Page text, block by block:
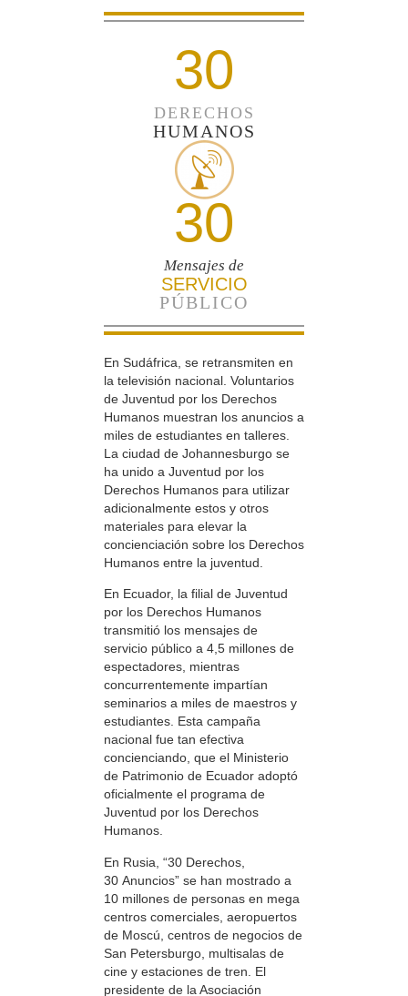
30
DERECHOS
HUMANOS
30
Mensajes de
SERVICIO
PÚBLICO
En Sudáfrica, se retransmiten en
la televisión nacional. Voluntarios
de Juventud por los Derechos
Humanos muestran los anuncios a
miles de estudiantes en talleres.
La ciudad de Johannesburgo se
ha unido a Juventud por los
Derechos Humanos para utilizar
adicionalmente estos y otros
materiales para elevar la
concienciación sobre los Derechos
Humanos entre la juventud.
En Ecuador, la filial de Juventud
por los Derechos Humanos
transmitió los mensajes de
servicio público a 4,5 millones de
espectadores, mientras
concurrentemente impartían
seminarios a miles de maestros y
estudiantes. Esta campaña
nacional fue tan efectiva
concienciando, que el Ministerio
de Patrimonio de Ecuador adoptó
oficialmente el programa de
Juventud por los Derechos
Humanos.
En Rusia, “30 Derechos,
30 Anuncios” se han mostrado a
10 millones de personas en mega
centros comerciales, aeropuertos
de Moscú, centros de negocios de
San Petersburgo, multisalas de
cine y estaciones de tren. El
presidente de la Asociación